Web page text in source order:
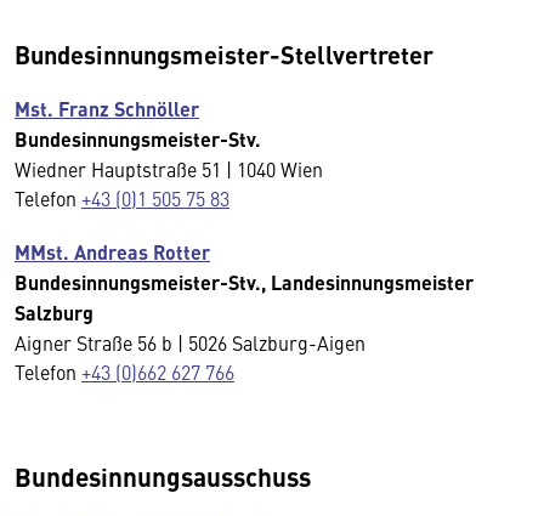
Bundesinnungsmeister-Stellvertreter
Mst. Franz Schnöller
Bundesinnungsmeister-Stv.
Wiedner Hauptstraße 51 | 1040 Wien
Telefon +43 (0)1 505 75 83
MMst. Andreas Rotter
Bundesinnungsmeister-Stv., Landesinnungsmeister
Salzburg
Aigner Straße 56 b | 5026 Salzburg-Aigen
Telefon +43 (0)662 627 766
Bundesinnungsausschuss